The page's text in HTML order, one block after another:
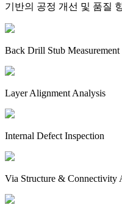
기반의 공정 개선 및 품질
Back Drill Stub Measurement
Layer Alignment Analysis
Internal Defect Inspection
Via Structure & Connectivity